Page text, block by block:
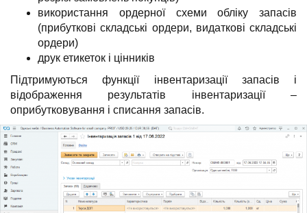
використання ордерної схеми обліку запасів
(прибуткові складські ордери, видаткові складські
ордери)
друк етикеток і цінників
Підтримуються функції інвентаризації запасів і
відображення результатів інвентаризації –
оприбутковування і списання запасів.